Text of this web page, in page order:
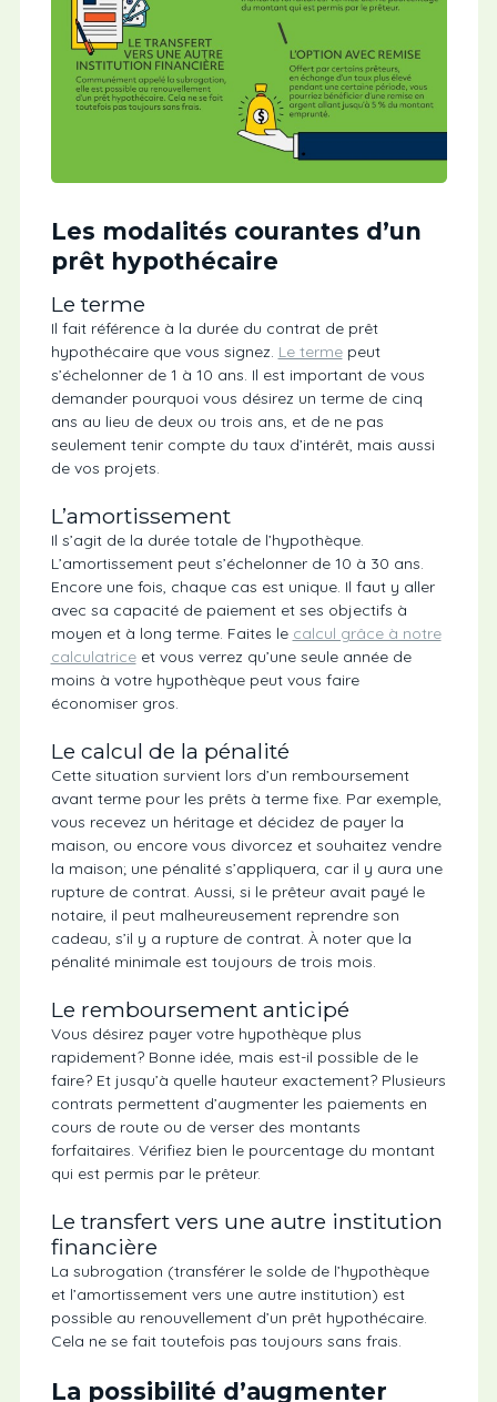
Les modalités courantes d’un
prêt hypothécaire
Le terme
Il fait référence à la durée du contrat de prêt
hypothécaire que vous signez. Le termepeut
s’échelonner de 1 à 10 ans. Il est important de vous
demander pourquoi vous désirez un terme de cinq
ans au lieu de deux ou trois ans, et de ne pas
seulement tenir compte du taux d’intérêt, mais aussi
de vos projets.
L’amortissement
Il s’agit de la durée totale de l’hypothèque.
L’amortissement peut s’échelonner de 10 à 30 ans.
Encore une fois, chaque cas est unique. Il faut y aller
avec sa capacité de paiement et ses objectifs à
moyen et à long terme. Faites le calcul grâce à notre
calculatriceet vous verrez qu’une seule année de
moins à votre hypothèque peut vous faire
économiser gros.
Le calcul de la pénalité
Cette situation survient lors d’un remboursement
avant terme pour les prêts à terme fixe. Par exemple,
vous recevez un héritage et décidez de payer la
maison, ou encore vous divorcez et souhaitez vendre
la maison; une pénalité s’appliquera, car il y aura une
rupture de contrat. Aussi, si le prêteur avait payé le
notaire, il peut malheureusement reprendre son
cadeau, s’il y a rupture de contrat. À noter que la
pénalité minimale est toujours de trois mois.
Le remboursement anticipé
Vous désirez payer votre hypothèque plus
rapidement? Bonne idée, mais est-il possible de le
faire? Et jusqu’à quelle hauteur exactement? Plusieurs
contrats permettent d’augmenter les paiements en
cours de route ou de verser des montants
forfaitaires. Vérifiez bien le pourcentage du montant
qui est permis par le prêteur.
Le transfert vers une autre institution
financière
La subrogation (transférer le solde de l’hypothèque
et l’amortissement vers une autre institution) est
possible au renouvellement d’un prêt hypothécaire.
Cela ne se fait toutefois pas toujours sans frais.
La possibilité d’augmenter